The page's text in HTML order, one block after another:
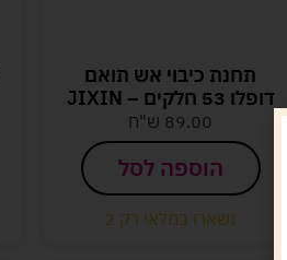
תחנת כיבוי אש תואם
דופלו 53 חלקים – JIXIN
89.00 ש"ח
הוספה לסל
נשארו במלאי רק 2